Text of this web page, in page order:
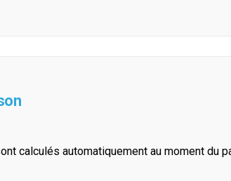
calculés automatiquement au moment du